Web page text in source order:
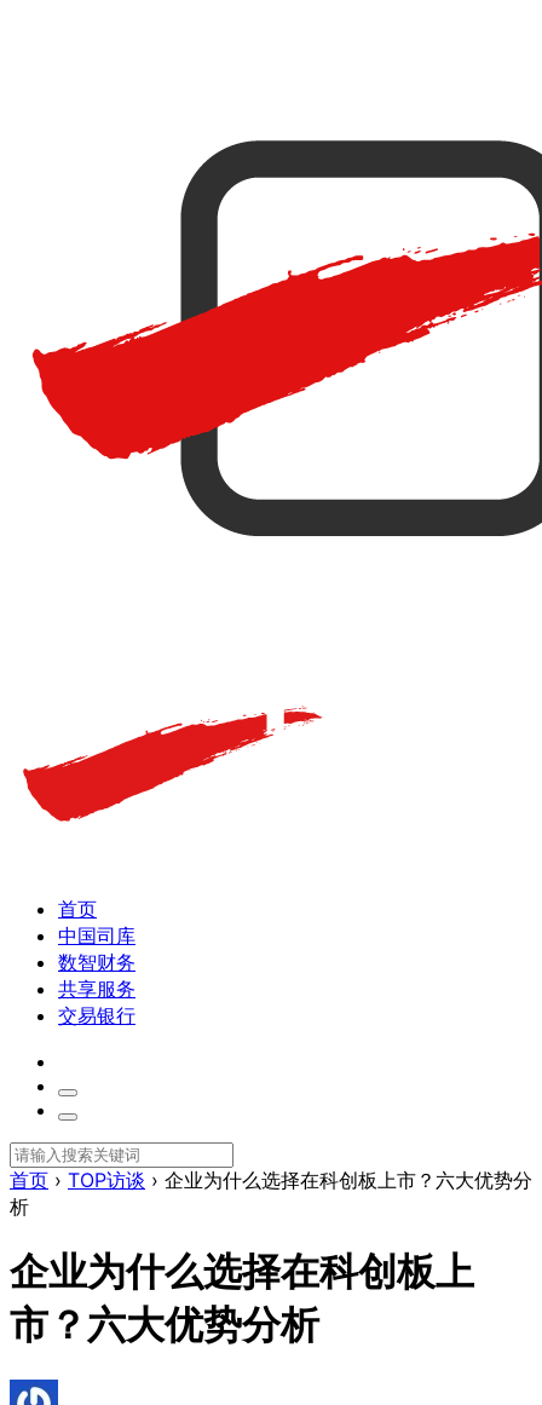
首页
中国司库
数智财务
共享服务
交易银行
首页 › TOP访谈 › 企业为什么选择在科创板上市？六大优势分
析
企业为什么选择在科创板上
市？六大优势分析